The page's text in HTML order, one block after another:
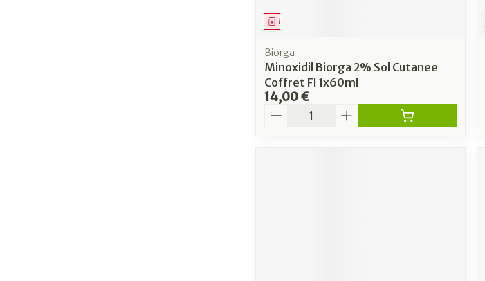
Médicament
Biorga
Minoxidil Biorga 2% Sol Cutanee
Coffret Fl 1x60ml
14,00 €
Quantité